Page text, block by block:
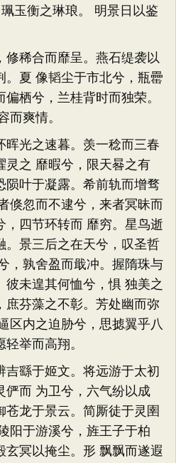
玉衡之琳琅。 明景日以鉴
稀合而靡呈。燕石缇袭以
。夏 像韬尘于市北兮，瓶罍
栖兮，兰桂背时而独荣。
而爽情。
光之速暮。羡一稔而三春
灵之 靡暇兮，限天晷之有
陨叶于凝露。希前轨而增骛
倏忽而不逮兮，来者冥昧而
，四节环转而 靡穷。星鸟逝
。景三后之在天兮，叹圣哲
，孰舍盈而戢冲。握隋珠与
未遑其何恤兮，惧 独美之
庶芬藻之不彰。芳处幽而弥
区内之迫胁兮，思摅翼乎八
举而高翔。
繇于姬文。将远游于太初
俨而 为卫兮，六气纷以成
龙于景云。简厮徒于灵圉
阳于游溪兮，旌王子于柏
玄冥以掩尘。形 飘飘而遂遐